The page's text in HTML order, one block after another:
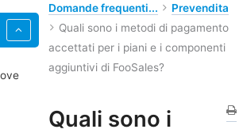
Domande frequenti...
Prevendita
Quali sono i metodi di pagamento
accettati per i piani e i componenti
aggiuntivi di FooSales?
Quali sono i
Tag